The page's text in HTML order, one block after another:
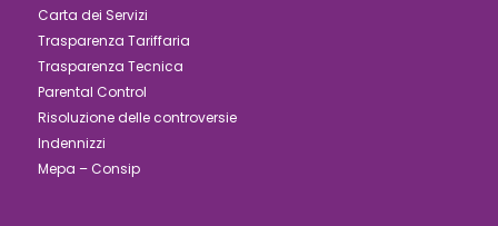
Carta dei Servizi
Trasparenza Tariffaria
Trasparenza Tecnica
Parental Control
Risoluzione delle controversie
Indennizzi
Mepa – Consip